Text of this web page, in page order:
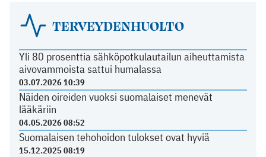
TERVEYDENHUOLTO
Yli 80 prosenttia sähköpotkulautailun aiheuttamista
aivovammoista sattui humalassa
03.07.2026 10:39
Näiden oireiden vuoksi suomalaiset menevät
lääkäriin
04.05.2026 08:52
Suomalaisen tehohoidon tulokset ovat hyviä
15.12.2025 08:19